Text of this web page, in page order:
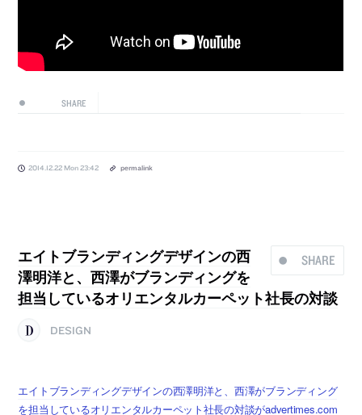
SHARE
2014.12.22 Mon 23:42 permalink
SHARE
エイトブランディングデザインの西
澤明洋と、西澤がブランディングを
担当しているオリエンタルカーペット社長の対談
DESIGN
エイトブランディングデザインの西澤明洋と、西澤がブランディング
を担当しているオリエンタルカーペット社長の対談がadvertimes.com